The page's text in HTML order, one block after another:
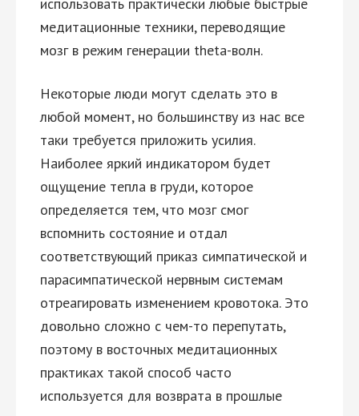
медитационные техники, переводящие
мозг в режим генерации theta-волн.
Некоторые люди могут сделать это в
любой момент, но большинству из нас все
таки требуется приложить усилия.
Наиболее яркий индикатором будет
ощущение тепла в груди, которое
определяется тем, что мозг смог
вспомнить состояние и отдал
соответствующий приказ симпатической и
парасимпатической нервным системам
отреагировать изменением кровотока. Это
довольно сложно с чем-то перепутать,
поэтому в восточных медитационных
практиках такой способ часто
используется для возврата в прошлые